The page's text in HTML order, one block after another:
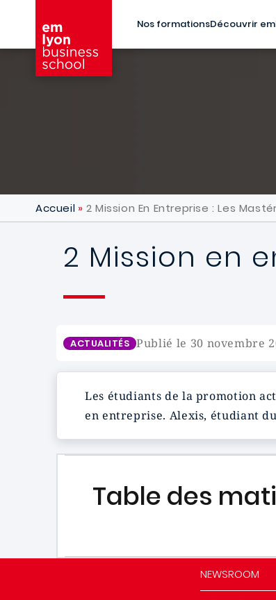
Nos formationsDécouvrir
Accueil 2 Mission En Entreprise : Les
2 Mission en
ACTUALITÉS Publié le 30 novembre
Les étudiants de la promotion
en entreprise. Alexis, étudiant
Table des
NEWSROOM